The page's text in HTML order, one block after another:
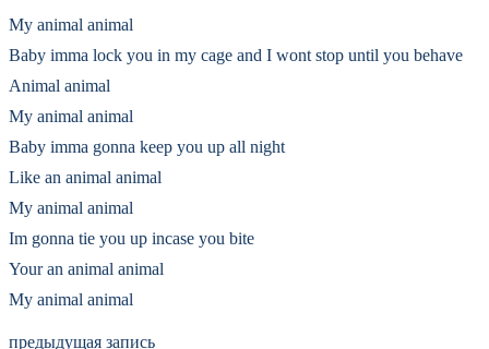
My animal animal
Baby imma lock you in my cage and I wont stop until you behave
Animal animal
My animal animal
Baby imma gonna keep you up all night
Like an animal animal
My animal animal
Im gonna tie you up incase you bite
Your an animal animal
My animal animal
предыдущая запись